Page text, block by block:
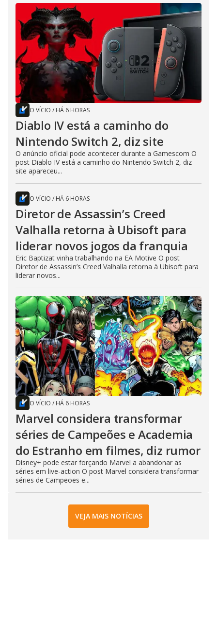
O VÍCIO / HÁ 6 HORAS
Diablo IV está a caminho do
Nintendo Switch 2, diz site
O anúncio oficial pode acontecer durante a Gamescom O
post Diablo IV está a caminho do Nintendo Switch 2, diz
site apareceu...
O VÍCIO / HÁ 6 HORAS
Diretor de Assassin’s Creed
Valhalla retorna à Ubisoft para
liderar novos jogos da franquia
Eric Baptizat vinha trabalhando na EA Motive O post
Diretor de Assassin’s Creed Valhalla retorna à Ubisoft para
liderar novos...
O VÍCIO / HÁ 6 HORAS
Marvel considera transformar
séries de Campeões e Academia
do Estranho em filmes, diz rumor
Disney+ pode estar forçando Marvel a abandonar as
séries em live-action O post Marvel considera transformar
séries de Campeões e...
VEJA MAIS NOTÍCIAS